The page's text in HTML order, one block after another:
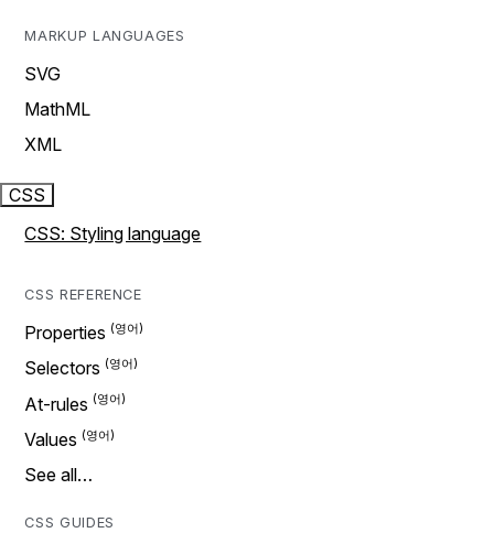
MARKUP LANGUAGES
SVG
MathML
XML
CSS
CSS: Styling language
CSS REFERENCE
Properties
Selectors
At-rules
Values
See all…
CSS GUIDES